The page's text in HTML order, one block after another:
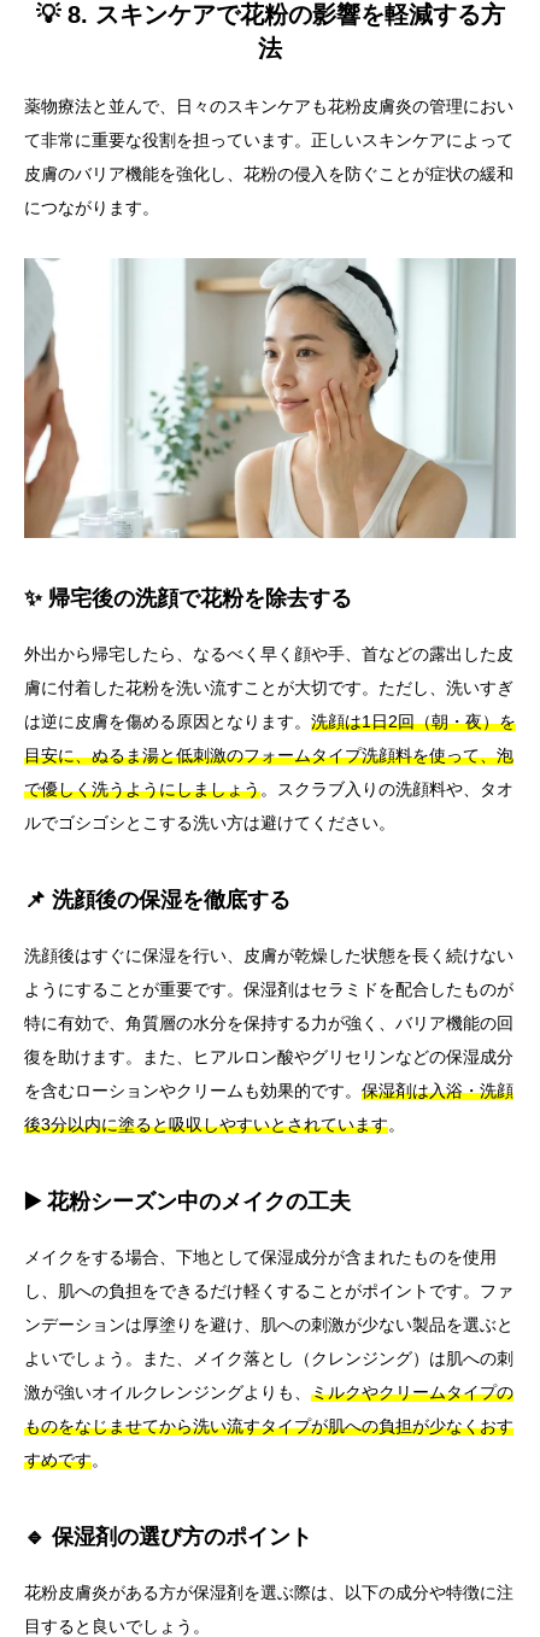
💡 8. スキンケアで花粉の影響を軽減する方
法
薬物療法と並んで、日々のスキンケアも花粉皮膚炎の管理におい
て非常に重要な役割を担っています。正しいスキンケアによって
皮膚のバリア機能を強化し、花粉の侵入を防ぐことが症状の緩和
につながります。
✨ 帰宅後の洗顔で花粉を除去する
外出から帰宅したら、なるべく早く顔や手、首などの露出した皮
膚に付着した花粉を洗い流すことが大切です。ただし、洗いすぎ
は逆に皮膚を傷める原因となります。 洗顔は1日2回（朝・夜）を
目安に、ぬるま湯と低刺激のフォームタイプ洗顔料を使って、泡
で優しく洗うようにしましょう。スクラブ入りの洗顔料や、タオ
ルでゴシゴシとこする洗い方は避けてください。
📌 洗顔後の保湿を徹底する
洗顔後はすぐに保湿を行い、皮膚が乾燥した状態を長く続けない
ようにすることが重要です。保湿剤はセラミドを配合したものが
特に有効で、角質層の水分を保持する力が強く、バリア機能の回
復を助けます。また、ヒアルロン酸やグリセリンなどの保湿成分
を含むローションやクリームも効果的です。 保湿剤は入浴・洗顔
後3分以内に塗ると吸収しやすいとされています。
▶️ 花粉シーズン中のメイクの工夫
メイクをする場合、下地として保湿成分が含まれたものを使用
し、肌への負担をできるだけ軽くすることがポイントです。ファ
ンデーションは厚塗りを避け、肌への刺激が少ない製品を選ぶと
よいでしょう。また、メイク落とし（クレンジング）は肌への刺
激が強いオイルクレンジングよりも、 ミルクやクリームタイプの
ものをなじませてから洗い流すタイプが肌への負担が少なくおす
すめです。
🔹 保湿剤の選び方のポイント
花粉皮膚炎がある方が保湿剤を選ぶ際は、以下の成分や特徴に注
目すると良いでしょう。